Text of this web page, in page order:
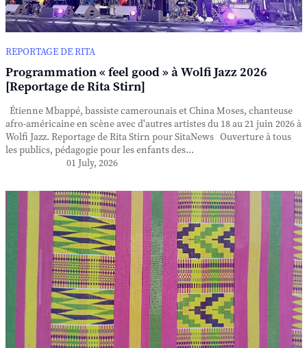
REPORTAGE DE RITA
Programmation « feel good » à Wolfi Jazz 2026
[Reportage de Rita Stirn]
Étienne Mbappé, bassiste camerounais et China Moses, chanteuse
afro-américaine en scène avec d'autres artistes du 18 au 21 juin 2026 à
Wolfi Jazz. Reportage de Rita Stirn pour SitaNews Ouverture à tous
les publics, pédagogie pour les enfants des...
01 July, 2026